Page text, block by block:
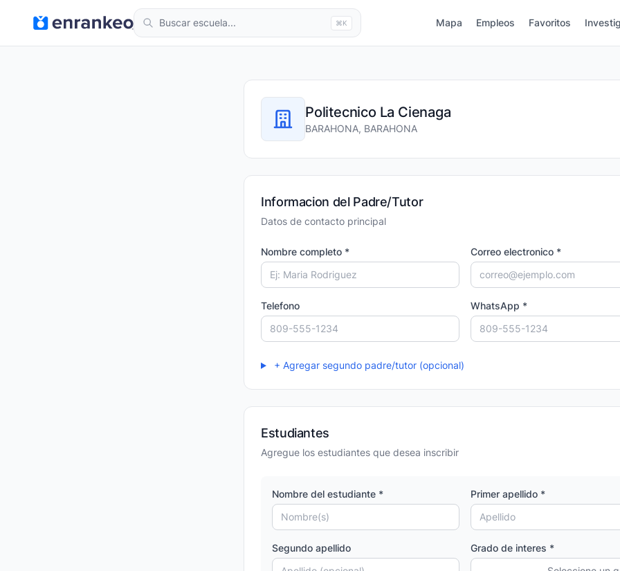
⌘K Mapa Empleos Favoritos
Politecnico La Cienaga
BARAHONA, BARAHONA
Informacion del Padre/Tutor
Datos de contacto principal
Nombre completo * Correo electronico *
Telefono WhatsApp *
+ Agregar segundo padre/tutor (opcional)
Estudiantes
Agregue los estudiantes que desea inscribir
Nombre del estudiante * Primer apellido *
Segundo apellido
Grado de interes *